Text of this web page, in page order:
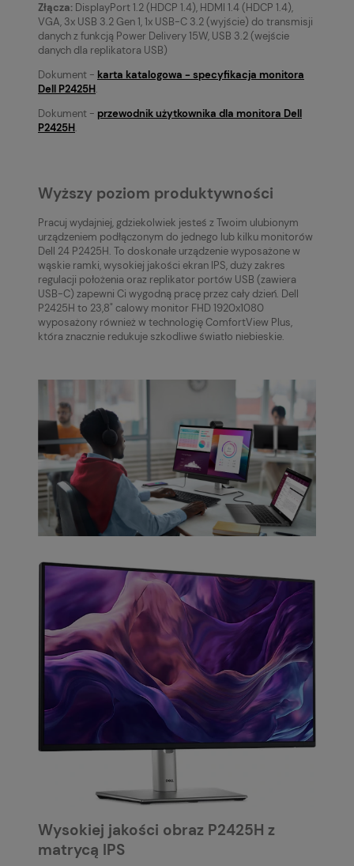
Złącza: DisplayPort 1.2 (HDCP 1.4), HDMI 1.4 (HDCP 1.4),
VGA, 3x USB 3.2 Gen 1, 1x USB-C 3.2 (wyjście) do transmisji
danych z funkcją Power Delivery 15W, USB 3.2 (wejście
danych dla replikatora USB)
Dokument - karta katalogowa - specyfikacja monitora
Dell P2425H.
Dokument - przewodnik użytkownika dla monitora Dell
P2425H.
Wyższy poziom produktywności
Pracuj wydajniej, gdziekolwiek jesteś z Twoim ulubionym
urządzeniem podłączonym do jednego lub kilku monitorów
Dell 24 P2425H. To doskonałe urządzenie wyposażone w
wąskie ramki, wysokiej jakości ekran IPS, duży zakres
regulacji położenia oraz replikator portów USB (zawiera
USB-C) zapewni Ci wygodną pracę przez cały dzień. Dell
P2425H to 23,8" calowy monitor FHD 1920x1080
wyposażony również w technologię ComfortView Plus,
która znacznie redukuje szkodliwe światło niebieskie.
Wysokiej jakości obraz P2425H z
matrycą IPS